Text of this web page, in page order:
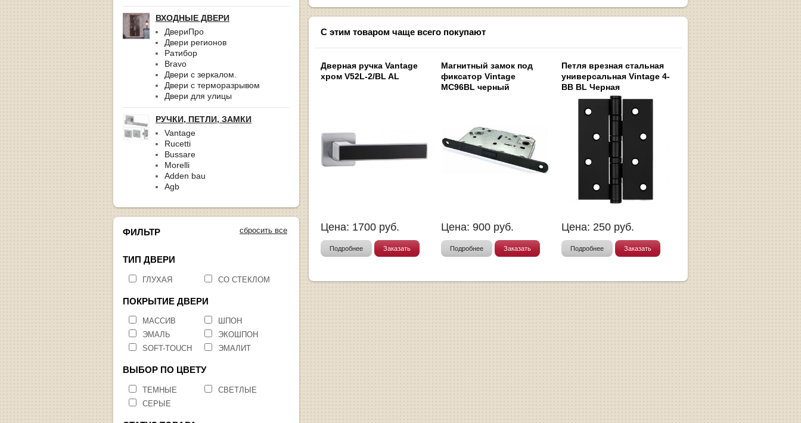
ВХОДНЫЕ ДВЕРИ
ДвериПро
Двери регионов
Ратибор
Bravo
Двери с зеркалом.
Двери с терморазрывом
Двери для улицы
РУЧКИ, ПЕТЛИ, ЗАМКИ
Vantage
Rucetti
Bussare
Morelli
Adden bau
Agb
сбросить все
ФИЛЬТР
ТИП ДВЕРИ
ГЛУХАЯ СО СТЕКЛОМ
ПОКРЫТИЕ ДВЕРИ
МАССИВ
ШПОН
ЭМАЛЬ
ЭКОШПОН
SOFT-TOUCH
ЭМАЛИТ
ВЫБОР ПО ЦВЕТУ
ТЕМНЫЕ
СВЕТЛЫЕ
СЕРЫЕ
С этим товаром чаще всего покупают
Дверная ручка Vantage
хром V52L-2/BL AL
Цена: 1700 руб.
Подробнее Заказать
Магнитный замок под
фиксатор Vintage
MC96BL черный
Цена: 900 руб.
Подробнее Заказать
Петля врезная стальная
универсальная Vintage 4-
BB BL Черная
Цена: 250 руб.
Подробнее Заказать